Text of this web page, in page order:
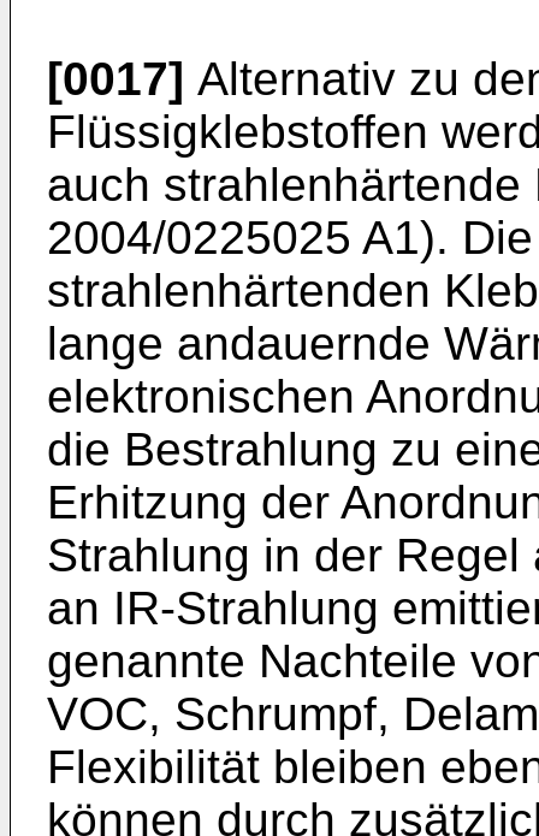
[0017] Alternativ zu
Flüssigklebstoffen
auch
2004/0225025 A1).
strahlenhärtenden
lange andauernde
elektronischen
die Bestrahlung zu
Erhitzung der
Strahlung in der
an IR-Strahlung
genannte Nachteile
VOC, Schrumpf,
Flexibilität bleiben
können durch